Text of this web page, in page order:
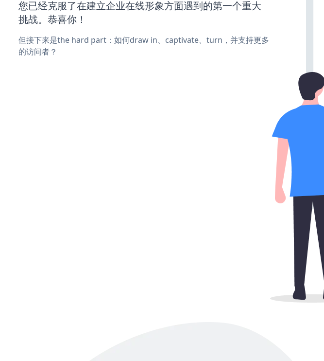
您已经克服了在建立企业在线形象方面遇到的第一个重大
挑战。恭喜你！
但接下来是the hard part：如何draw in、captivate、turn，并支持更多
的访问者？